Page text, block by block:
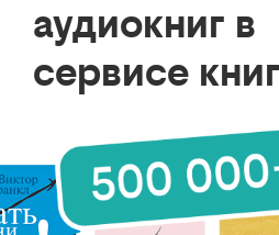
аудиокниг в
сервисе